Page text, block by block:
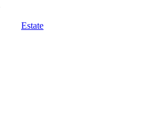
Estate